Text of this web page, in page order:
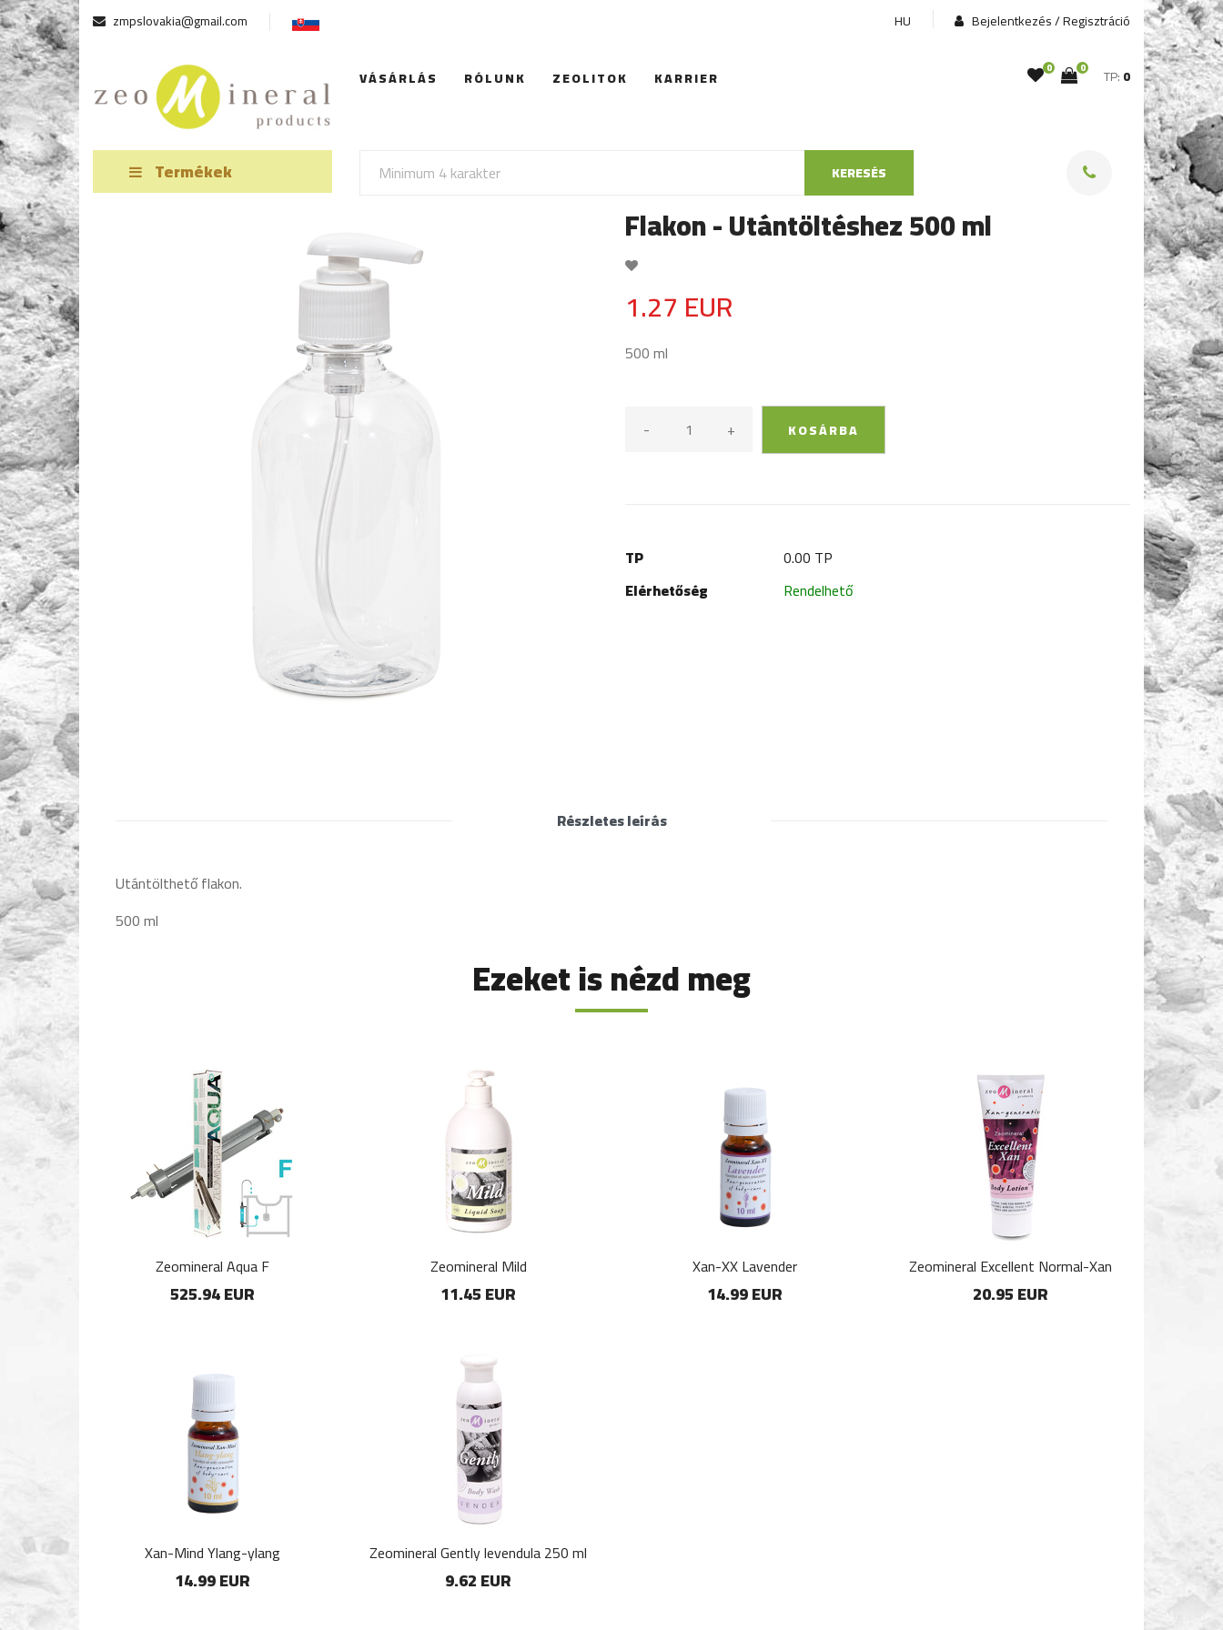
zmpslovakia@gmail.com HU Bejelentkezés / Regisztráció
VÁSÁRLÁS RÓLUNK ZEOLITOK KARRIER 0 0 TP:0
Termékek KERESÉS
Flakon - Utántöltéshez 500 ml
1.27 EUR
500 ml
- + KOSÁRBA
TP
0.00 TP
Elérhetőség
Rendelhető
Részletes leírás
Utántölthető flakon.
500 ml
Ezeket is nézd meg
Zeomineral Aqua F
525.94 EUR
Zeomineral Mild
11.45 EUR
Xan-XX Lavender
14.99 EUR
Zeomineral Excellent Normal-Xan
20.95 EUR
Xan-Mind Ylang-ylang
14.99 EUR
Zeomineral Gently levendula 250 ml
9.62 EUR